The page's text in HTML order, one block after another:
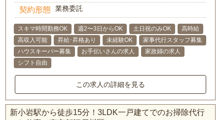
契約形態 業務委託
スキマ時間勤務OK 週2〜3日からOK 土日祝のみOK
高時給
高収入可能
昇給･昇格あり 未経験OK
家事代行スタッフ募集
ハウスキーパー募集
お手伝いさんの求人
家政婦の求人
シフト自由
この求人の詳細を見る
新小岩駅から徒歩15分！3LDK一戸建てでのお掃除代行